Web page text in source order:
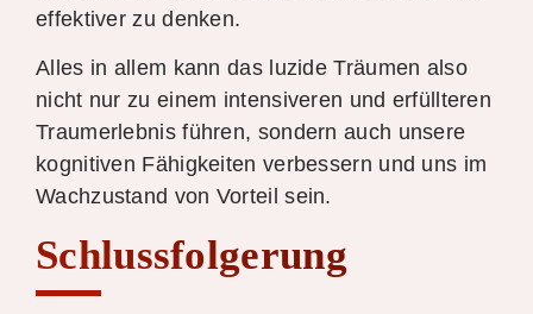
effektiver zu denken.
Alles in allem kann das luzide Träumen also
nicht nur zu einem intensiveren und erfüllteren
Traumerlebnis führen, sondern auch unsere
kognitiven Fähigkeiten verbessern und uns im
Wachzustand von Vorteil sein.
Schlussfolgerung